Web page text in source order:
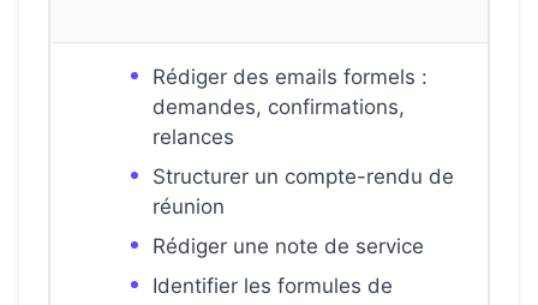
Rédiger des emails formels :
demandes, confirmations,
relances
Structurer un compte-rendu de
réunion
Rédiger une note de service
Identifier les formules de